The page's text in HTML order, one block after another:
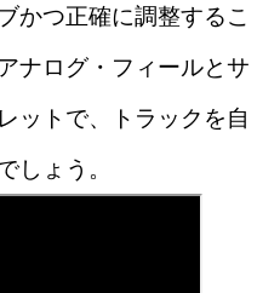
かつ正確に調整するこ
ナログ・フィールとサ
ットで、トラックを自
しょう。